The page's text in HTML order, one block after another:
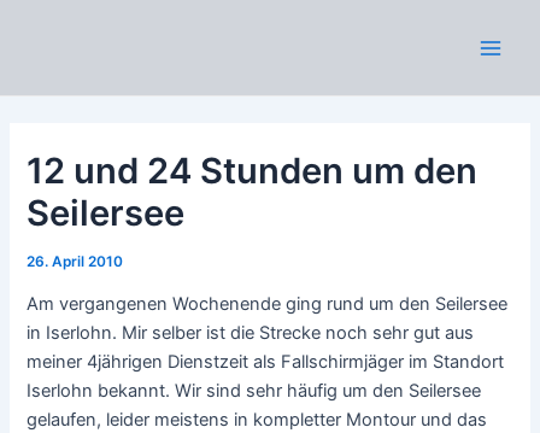
12 und 24 Stunden um den
Seilersee
26. April 2010
Am vergangenen Wochenende ging rund um den Seilersee
in Iserlohn. Mir selber ist die Strecke noch sehr gut aus
meiner 4jährigen Dienstzeit als Fallschirmjäger im Standort
Iserlohn bekannt. Wir sind sehr häufig um den Seilersee
gelaufen, leider meistens in kompletter Montour und das